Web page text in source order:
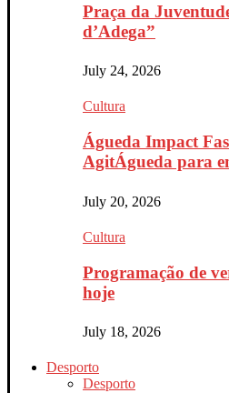
Praça da
d’Adega”
July 24, 2026
Cultura
Águeda Impact
AgitÁgueda para
July 20, 2026
Cultura
Programação de
hoje
July 18, 2026
Desporto
Desporto